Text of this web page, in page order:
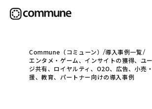
Communeについて
Commune（コミューン）
導入事例一覧
エンタメ・ゲーム、インサイトの獲得、ユ
ジ共有、ロイヤルティ、O2O、広告、小売
援、教育、パートナー向けの導入事例